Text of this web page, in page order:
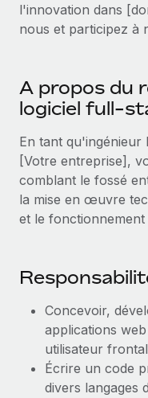
Remote
Gestion des
Achetez et suivez
dans le monde
Création d’entité
Établissez des
conformité
Organisez
employés
Avantages sociaux
Gérez facilement
BLOG
Paie multipays
Gestion des
Explorer le blog
BLOG
Intégrations
freelances Plus
Remote a toujours
toute taille à
En savoir plus
l'innovation dans
nous et participez à
A propos du
logiciel full-
En tant qu'ingénieur
[Votre entreprise],
comblant le fossé
la mise en œuvre
et le
Concevoir,
applications
utilisateur
Écrire un code
divers langages